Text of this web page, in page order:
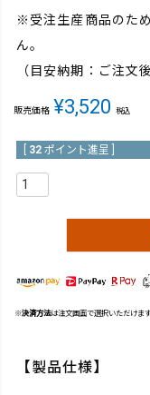
※受注生産商品のた
ん。
（目安納期：ご注文
販売価格 ¥3,520 税込
32 ポイント進呈 ]
※決済方法は注文画面で選択いただけま
【製品仕様】